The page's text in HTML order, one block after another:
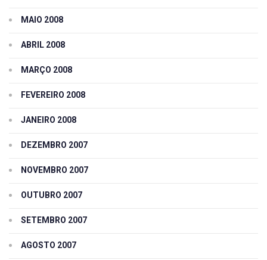
MAIO 2008
ABRIL 2008
MARÇO 2008
FEVEREIRO 2008
JANEIRO 2008
DEZEMBRO 2007
NOVEMBRO 2007
OUTUBRO 2007
SETEMBRO 2007
AGOSTO 2007